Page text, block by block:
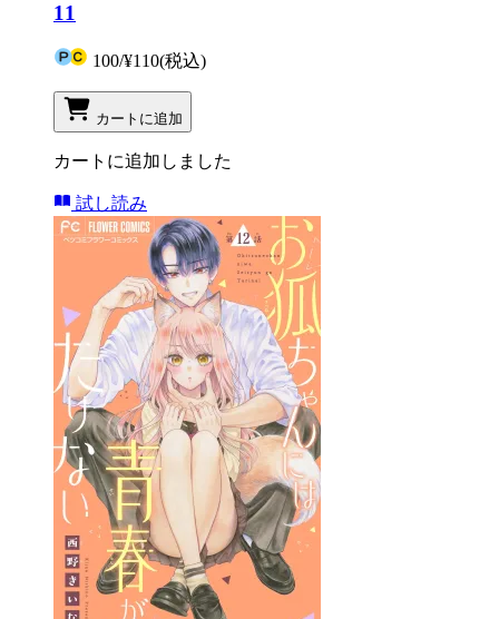
11
100/¥110(税込)
カートに追加
カートに追加しました
試し読み